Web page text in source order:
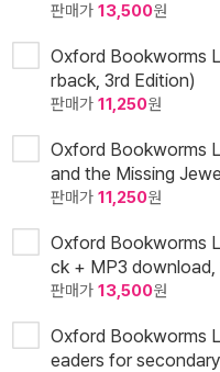
판매가 13,500원
Oxford Bookworms
rback, 3rd Edition)
판매가 11,250원
Oxford Bookworms
and the Missing
판매가 11,250원
Oxford Bookworms
ck + MP3 download,
판매가 13,500원
Oxford Bookworms
eaders for